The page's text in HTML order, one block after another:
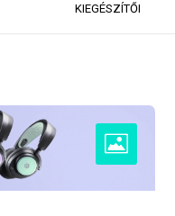
KIEGÉSZÍTŐI